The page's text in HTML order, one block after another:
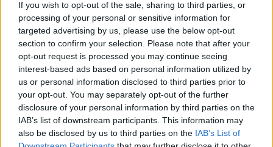
If you wish to opt-out of the sale, sharing to third parties, or
processing of your personal or sensitive information for
targeted advertising by us, please use the below opt-out
section to confirm your selection. Please note that after your
opt-out request is processed you may continue seeing
interest-based ads based on personal information utilized by
us or personal information disclosed to third parties prior to
your opt-out. You may separately opt-out of the further
disclosure of your personal information by third parties on the
IAB’s list of downstream participants. This information may
also be disclosed by us to third parties on the IAB’s List of